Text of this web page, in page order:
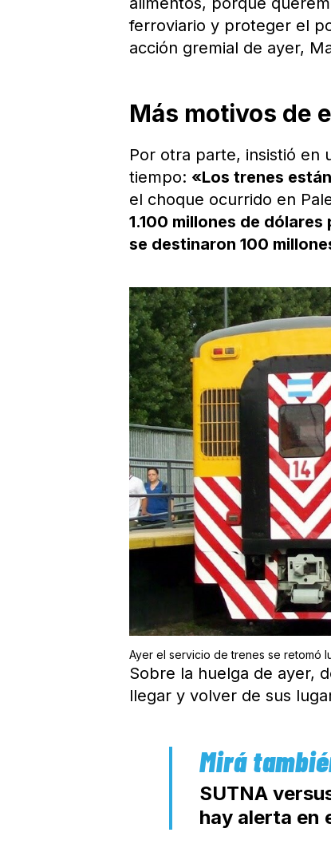
ferroviario y proteger el
acción gremial de ayer,
Más motivos de
Por otra parte, insistió en
tiempo: «Los trenes
el choque ocurrido en
1.100 millones de
se destinaron 100
Ayer el servicio de trenes se retomó
Sobre la huelga de ayer,
llegar y volver de sus
SUTNA
hay alerta en